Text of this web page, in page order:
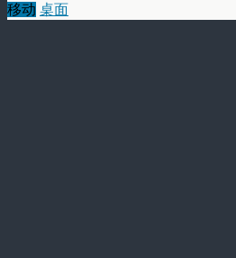
移动 桌面